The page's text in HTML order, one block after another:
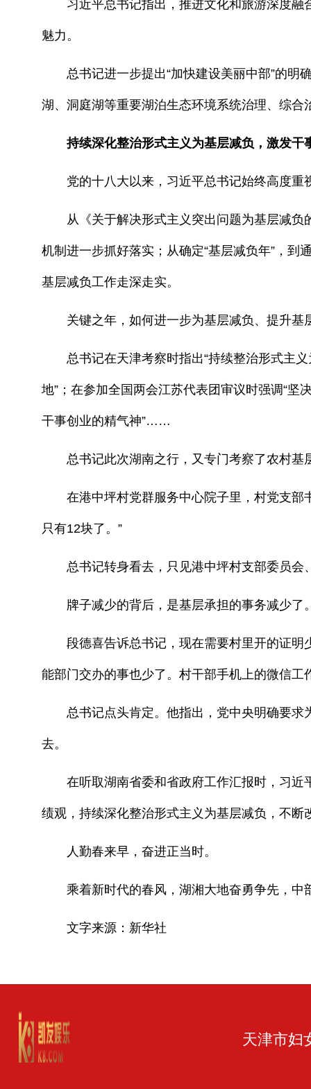
习近平总书记指出，推进文化和旅游深度融
魅力。
总书记进一步提出“加快建设美丽中部”的明
湖、洞庭湖等重要湖泊生态环境系统治理、综
持续深化整治形式主义为基层减负，激发干
党的十八大以来，习近平总书记始终高度重
从《关于解决形式主义突出问题为基层减负
机制进一步抓好落实；从确定“基层减负年”，
基层减负工作走深走实。
关键之年，如何进一步为基层减负、提升基
总书记在天津考察时指出“持续整治形式主义
地”；在参加全国两会江苏代表团审议时强调“
干事创业的精气神”……
总书记此次湖南之行，又专门考察了农村基
在港中坪村党群服务中心院子里，村党支部
只有12块了。”
总书记转身看去，只见港中坪村支部委员会
牌子减少的背后，是基层承担的事务减少了
段德喜告诉总书记，现在需要村里开的证明
能部门交办的事也少了。村干部手机上的微信
总书记点头肯定。他指出，党中央明确要求
去。
在听取湖南省委和省政府工作汇报时，习近
绩观，持续深化整治形式主义为基层减负，不断
人勤春来早，奋进正当时。
乘着新时代的春风，湖湘大地奋勇争先，中
文字来源：新华社
天津市妇